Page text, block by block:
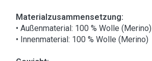
Materialzusammensetzung:
• Außenmaterial: 100 % Wolle (Merino)
• Innenmaterial: 100 % Wolle (Merino)